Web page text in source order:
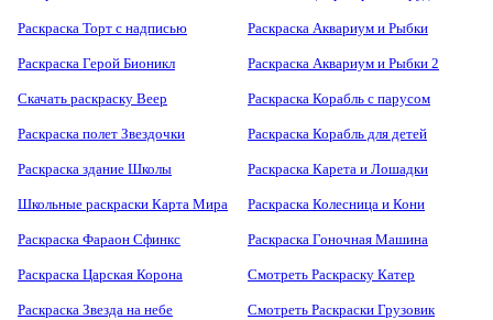
Раскраска Торт с надписью Раскраска Аквариум и Рыбки
Раскраска Герой Бионикл Раскраска Аквариум и Рыбки 2
Скачать раскраску Веер Раскраска Корабль с парусом
Раскраска полет Звездочки Раскраска Корабль для детей
Раскраска здание Школы Раскраска Карета и Лошадки
Школьные раскраски Карта Мира Раскраска Колесница и Кони
Раскраска Фараон Сфинкс Раскраска Гоночная Машина
Раскраска Царская Корона Смотреть Раскраску Катер
Раскраска Звезда на небе Смотреть Раскраски Грузовик